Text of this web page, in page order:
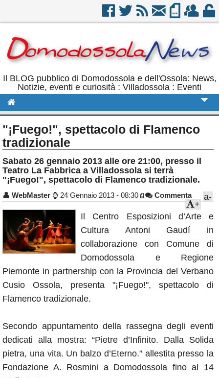
Il BLOG pubblico di Domodossola e dell'Ossola: News,
Notizie, eventi e curiosità : Villadossola : Eventi
Politica
Sport
Eventi
Rubriche
Calendario
Annunci
"¡Fuego!", spettacolo di Flamenco
tradizionale
Sabato 26 gennaio 2013 alle ore 21:00, presso il
Teatro La Fabbrica a Villadossola si terrà
"¡Fuego!", spettacolo di Flamenco tradizionale.
👤 WebMaster ⌚ 24 Gennaio 2013 - 08:30 Commenta a-
+
Il Centro Esposizioni d’Arte e
Cultura Antoni Gaudí in
collaborazione con Comune di
Domodossola e Regione
Piemonte in partnership con la Provincia del Verbano
Cusio Ossola, presenta "¡Fuego!", spettacolo di
Flamenco tradizionale.
Secondo appuntamento della rassegna degli eventi
dedicati alla mostra: “Pietre d’Infinito. Dalla Solida
pietra, una vita. Un balzo d’Eterno.” allestita presso la
Fondazione A. Rosmini a Domodossola fino al 14